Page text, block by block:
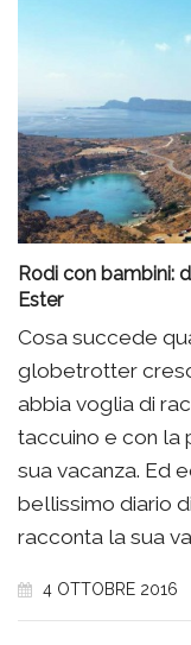
Rodi con bambini:
Ester
Cosa succede
globetrotter
abbia voglia di
taccuino e con la
sua vacanza. Ed
bellissimo diario
racconta la sua
4 OTTOBRE 2016